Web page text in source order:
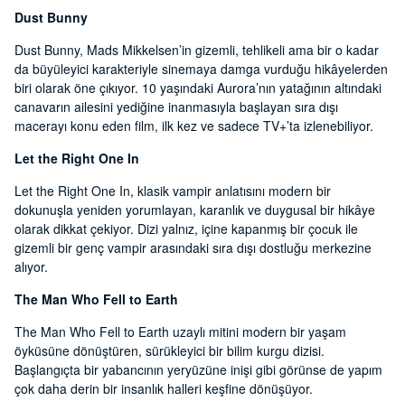
Dust Bunny
Dust Bunny, Mads Mikkelsen’in gizemli, tehlikeli ama bir o kadar
da büyüleyici karakteriyle sinemaya damga vurduğu hikâyelerden
biri olarak öne çıkıyor. 10 yaşındaki Aurora’nın yatağının altındaki
canavarın ailesini yediğine inanmasıyla başlayan sıra dışı
macerayı konu eden film, ilk kez ve sadece TV+’ta izlenebiliyor.
Let the Right One In
Let the Right One In, klasik vampir anlatısını modern bir
dokunuşla yeniden yorumlayan, karanlık ve duygusal bir hikâye
olarak dikkat çekiyor. Dizi yalnız, içine kapanmış bir çocuk ile
gizemli bir genç vampir arasındaki sıra dışı dostluğu merkezine
alıyor.
The Man Who Fell to Earth
The Man Who Fell to Earth uzaylı mitini modern bir yaşam
öyküsüne dönüştüren, sürükleyici bir bilim kurgu dizisi.
Başlangıçta bir yabancının yeryüzüne inişi gibi görünse de yapım
çok daha derin bir insanlık halleri keşfine dönüşüyor.